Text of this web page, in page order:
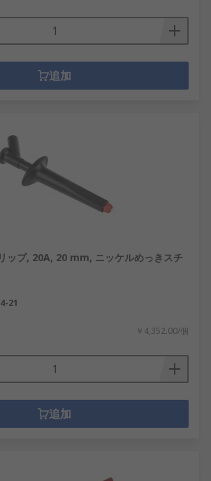
追加
ップ, 20A, 20 mm, ニッケルめっきスチ
21
￥4,352.00/個
追加